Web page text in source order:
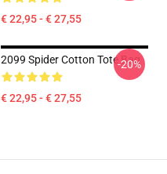
€ 22,95 - € 27,55
2099 Spider Cotton Tote Bag
€ 22,95 - € 27,55
-20%